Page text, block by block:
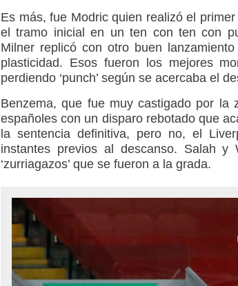
Es más, fue Modric quien realizó el
el tramo inicial en un ten con ten con
Milner replicó con otro buen
plasticidad. Esos fueron los mejores
perdiendo ‘punch’ según se acercaba el
Benzema, que fue muy castigado por
españoles con un disparo rebotado que
la sentencia definitiva, pero no, el
instantes previos al descanso. Salah y
‘zurriagazos’ que se fueron a la grada.